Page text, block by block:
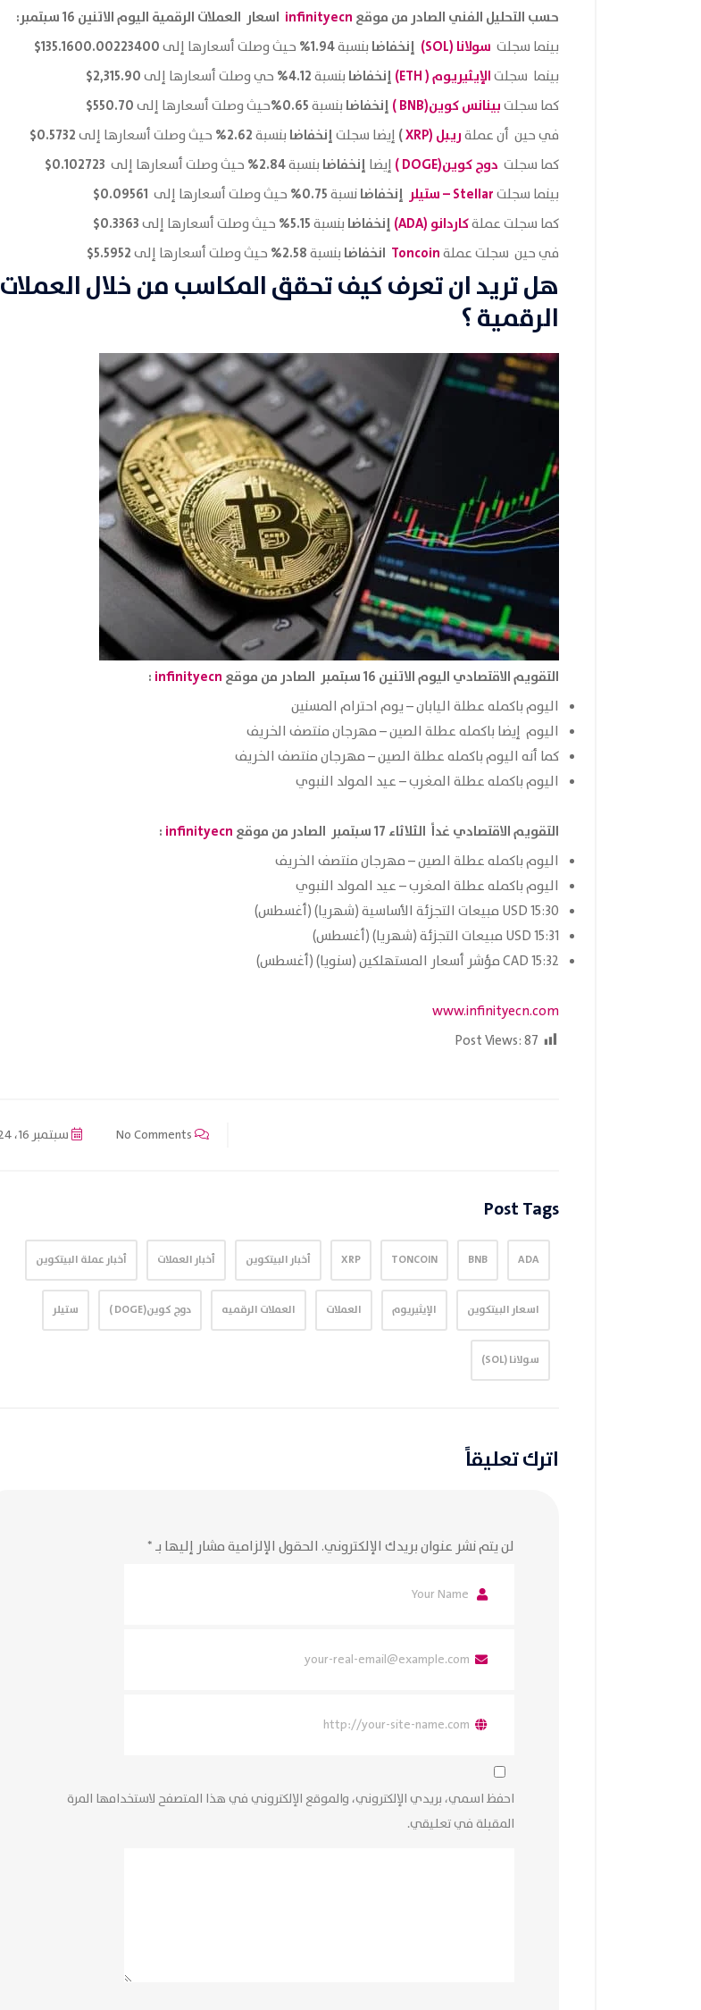
حسب التحليل الفني الصادر من موقع infinityecn اسعار العملات الرقمية اليوم الاتنين 16 سبتمبر:
بينما سجلت سولانا (SOL) إنخفاضا بنسبة1.94% حيث وصلت أسعارها إلى135.1600.00223400$
بينما سجلتالإيثيريوم( ETH) إنخفاضا بنسبة4.12% حي وصلت أسعارها إلى2,315.90$
كما سجلتبينانس كوين(BNB ) إنخفاضا بنسبة0.65% حيث وصلت أسعارها إلى550.70$
في حين أن عملةريبل (XRP
) إيضا سجلتإنخفاضا بنسبة2.62% حيث وصلت أسعارها إلى0.5732$
كما سجلت دوج كوين(DOGE ) إيضا إنخفاضا بنسبة2.84% حيث وصلت أسعارها إلى 0.102723$
بينما سجلتStellar – ستيلر إنخفاضانسبة0.75% حيث وصلت أسعارها إلى
كما سجلت عملةكاردانو (ADA) إنخفاضا بنسبة5.15% حيث وصلت أسعارها إلى
في حين سجلت عملةToncoin انخفاضا بنسبة2.58% حيث وصلت أسعارها إلى
هل تريد ان تعرف كيف تحقق المكاسب من خلال العملات
الرقمية ؟
التقويم الاقتصادي اليوم الاتنين 16 سبتمبر الصادر من موقع infinityecn
:
اليوم باكمله عطلة اليابان – يوم احترام المسنين
اليوم إيضا باكمله عطلة الصين – مهرجان منتصف الخريف
كما أنه اليوم باكمله عطلة الصين – مهرجان منتصف الخريف
اليوم باكمله عطلة المغرب – عيد المولد النبوي
التقويم الاقتصادي غداً الثلاثاء 17 سبتمبر الصادر من موقع infinityecn
:
اليوم باكمله عطلة الصين – مهرجان منتصف الخريف
اليوم باكمله عطلة المغرب – عيد المولد النبوي
15:30 USD مبيعات التجزئة الأساسية (شهريا) (أغسطس)
15:31 USD مبيعات التجزئة (شهريا) (أغسطس)
15:32 CAD مؤشر أسعار المستهلكين (سنويا) (أغسطس)
www.infinityecn.com
Post Views:87
سبتمبر 16، 2024
Post Tags
ADA
BNB
TONCOIN
XRP أخبار البيتكوين أخبار العملات أخبار عملة البيتكوين
اسعار البيتكوين الإيثيريوم العملات العملات الرقميه دوج كوين(DOGE ) ستيلر
سولانا (SOL)
اترك تعليقاً
لن يتم نشر عنوان بريدك الإلكتروني. الحقول الإلزامية مشار إليها بـ*
احفظ اسمي، بريدي الإلكتروني، والموقع الإلكتروني في هذا المتصفح لاستخدامها المرة
المقبلة في تعليقي.